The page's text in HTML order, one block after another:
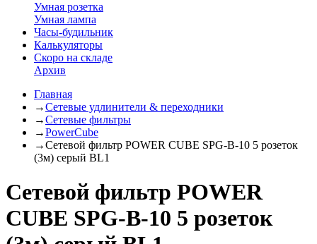
Умная розетка
Умная лампа
Часы-будильник
Калькуляторы
Скоро на складе
Архив
Главная
→Сетевые удлинители & переходники
→Сетевые фильтры
→PowerCube
→Сетевой фильтр POWER CUBE SPG-B-10 5 розеток
(3м) серый BL1
Сетевой фильтр POWER
CUBE SPG-B-10 5 розеток